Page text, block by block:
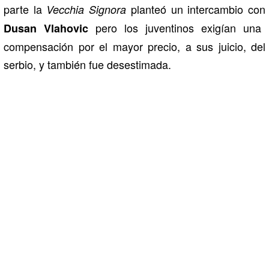
parte la Vecchia Signora planteó un intercambio con
Dusan Vlahovic pero los juventinos exigían una
compensación por el mayor precio, a sus juicio, del
serbio, y también fue desestimada.